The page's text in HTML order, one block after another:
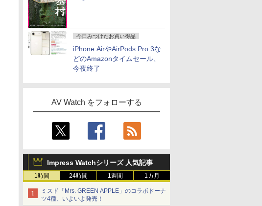
今日みつけたお買い得品
iPhone AirやAirPods Pro 3な
どのAmazonタイムセール、
今夜終了
AV Watch をフォローする
Impress Watchシリーズ 人気記事
1時間 24時間 1週間 1カ月
ミスド「Mrs. GREEN APPLE」のコラボドーナ
ツ4種、いよいよ発売！